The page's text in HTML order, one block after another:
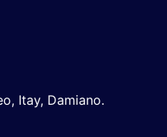
Itay, Damiano.